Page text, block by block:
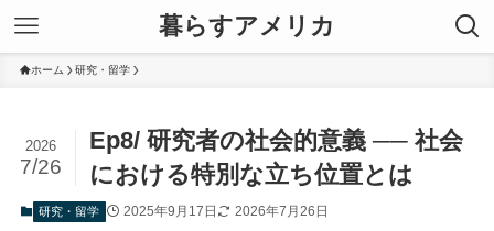
暮らすアメリカ
ホーム 研究・留学
Ep8/ 研究者の社会的意義 ── 社会
における特別な立ち位置とは
2026
7/26
研究・留学 2025年9月17日 2026年7月26日